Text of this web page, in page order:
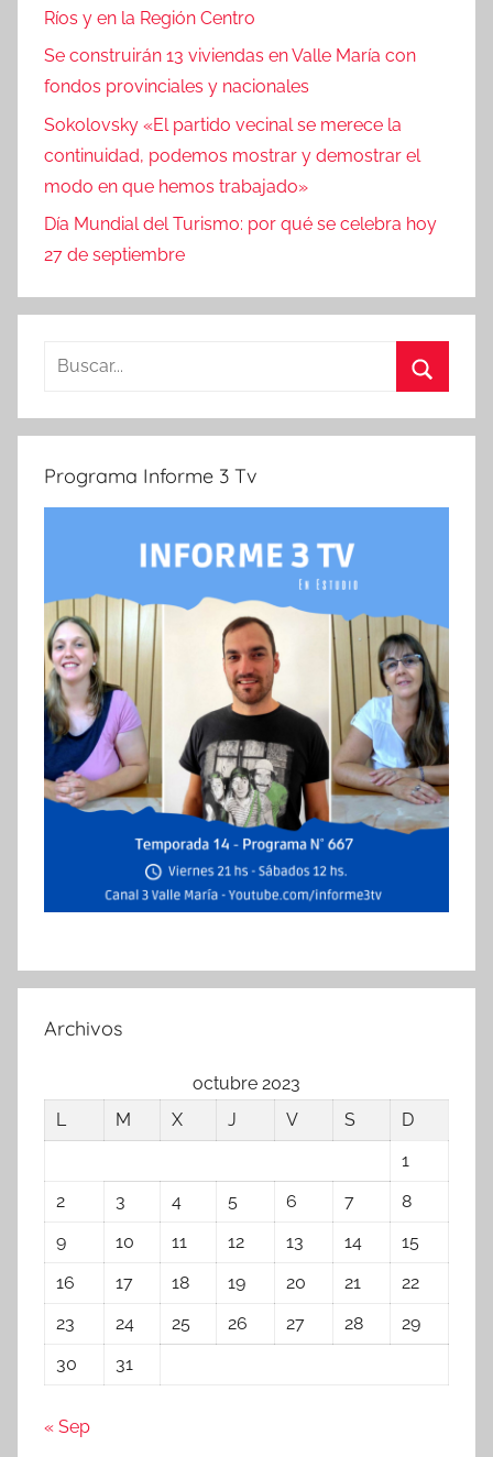
Ríos y en la Región Centro
Se construirán 13 viviendas en Valle María con
fondos provinciales y nacionales
Sokolovsky «El partido vecinal se merece la
continuidad, podemos mostrar y demostrar el
modo en que hemos trabajado»
Día Mundial del Turismo: por qué se celebra hoy
27 de septiembre
Buscar:
Programa Informe 3 Tv
Archivos
octubre 2023
L
M X J V S
D
1
2
3 4 5 6 7
8
9
10 11 12 13 14
15
16
17 18 19 20 21
22
23
24 25 26 27 28
29
30
31
« Sep